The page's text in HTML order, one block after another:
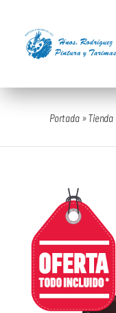
contenido
Portada»Tienda